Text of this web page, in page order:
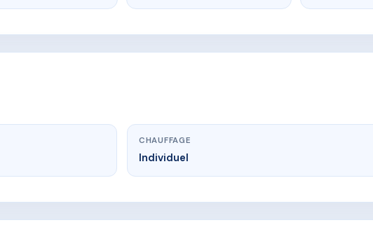
CHAUFFAGE
Individuel